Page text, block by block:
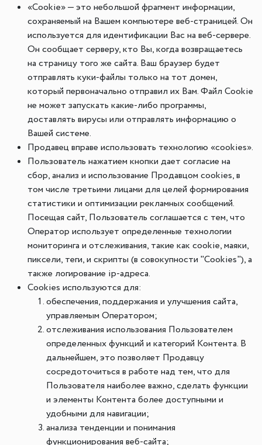
«Cookie» — это небольшой фрагмент информации,
сохраняемый на Вашем компьютере веб-страницей. Он
используется для идентификации Вас на веб-сервере.
Он сообщает серверу, кто Вы, когда возвращаетесь
на страницу того же сайта. Ваш браузер будет
отправлять куки-файлы только на тот домен,
который первоначально отправил их Вам. Файл Cookie
не может запускать какие-либо программы,
доставлять вирусы или отправлять информацию о
Вашей системе.
Продавец вправе использовать технологию «cookies».
Пользователь нажатием кнопки дает согласие на
сбор, анализ и использование Продавцом cookies, в
том числе третьими лицами для целей формирования
статистики и оптимизации рекламных сообщений.
Посещая сайт, Пользователь соглашается с тем, что
Оператор использует определенные технологии
мониторинга и отслеживания, такие как cookie, маяки,
пиксели, теги, и скрипты (в совокупности "Cookies"), а
также логирование ip-адреса.
Cookies используются для:
обеспечения, поддержания и улучшения сайта,
управляемым Оператором;
отслеживания использования Пользователем
определенных функций и категорий Контента. В
дальнейшем, это позволяет Продавцу
сосредоточиться в работе над тем, что для
Пользователя наиболее важно, сделать функции
и элементы Контента более доступными и
удобными для навигации;
анализа тенденции и понимания
функционирования веб-сайта;